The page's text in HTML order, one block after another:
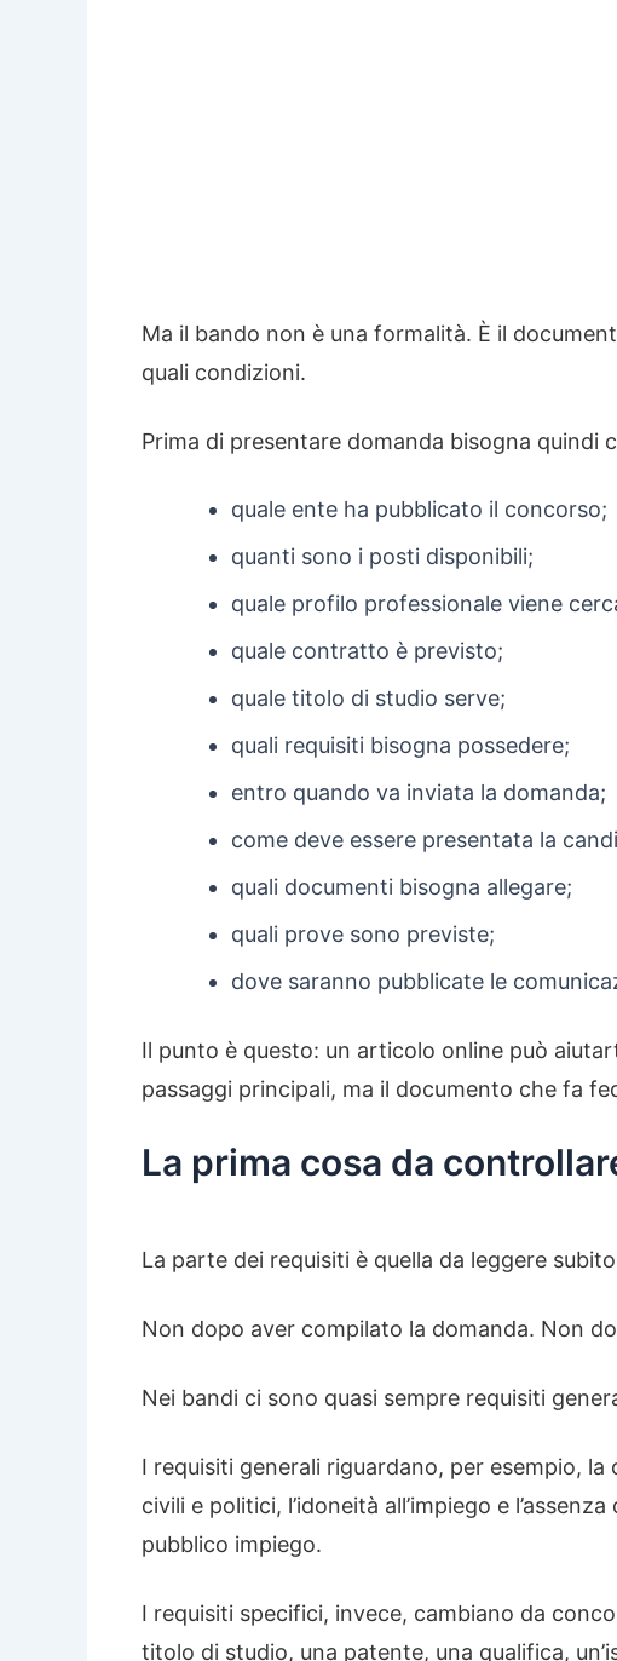
Ma il bando non è una formalità. È il
quali condizioni.
Prima di presentare domanda bisogna quindi
quale ente ha pubblicato il concorso;
quanti sono i posti disponibili;
quale profilo professionale viene
quale contratto è previsto;
quale titolo di studio serve;
quali requisiti bisogna possedere;
entro quando va inviata la domanda;
come deve essere presentata la
quali documenti bisogna allegare;
quali prove sono previste;
dove saranno pubblicate le
Il punto è questo: un articolo online può
passaggi principali, ma il documento che fa
La prima cosa da
La parte dei requisiti è quella da leggere
Non dopo aver compilato la domanda. Non
Nei bandi ci sono quasi sempre requisiti
I requisiti generali riguardano, per esempio,
civili e politici, l’idoneità all’impiego e
pubblico impiego.
I requisiti specifici, invece, cambiano da
titolo di studio, una patente, una qualifica,